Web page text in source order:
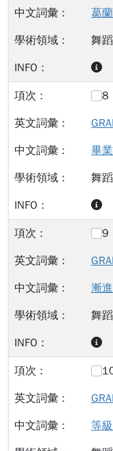
葛
舞
8
畢
舞
9
漸
舞
等級